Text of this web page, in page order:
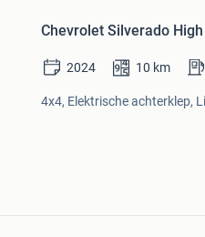
Chevrolet Silverado
2024 10 km
4x4, Elektrische achterklep,